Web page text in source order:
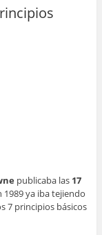
publicaba las 17
1989 ya iba tejiendo
7 principios básicos